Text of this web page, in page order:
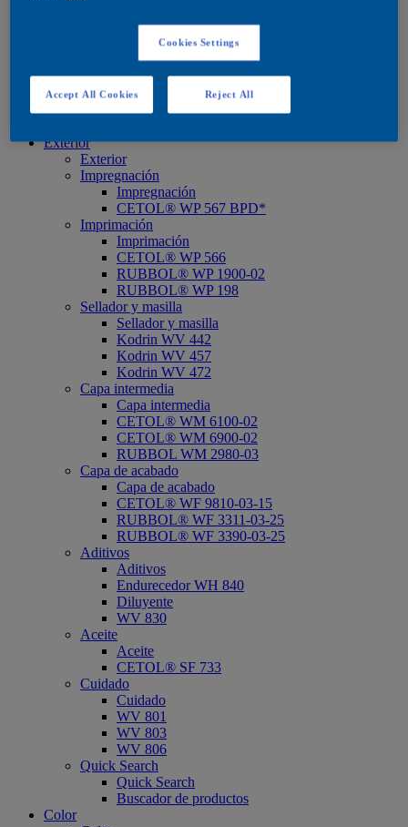
Productos de tinte
Productos de tinte
Base agua
Base disolvente
Quick Search
Quick Search
Exterior
Exterior
Impregnación
Impregnación
CETOL® WP 567 BPD*
Imprimación
Imprimación
CETOL® WP 566
RUBBOL® WP 1900-02
RUBBOL® WP 198
Sellador y masilla
Sellador y masilla
Kodrin WV 442
Kodrin WV 457
Kodrin WV 472
Capa intermedia
Capa intermedia
CETOL® WM 6100-02
CETOL® WM 6900-02
RUBBOL WM 2980-03
Capa de acabado
Capa de acabado
CETOL® WF 9810-03-15
RUBBOL® WF 3311-03-25
RUBBOL® WF 3390-03-25
Aditivos
Aditivos
Endurecedor WH 840
Diluyente
WV 830
Aceite
Aceite
CETOL® SF 733
Cuidado
Cuidado
WV 801
WV 803
WV 806
Quick Search
Quick Search
Buscador de productos
Color
Cookies Settings
Reject All
Accept All Cookies